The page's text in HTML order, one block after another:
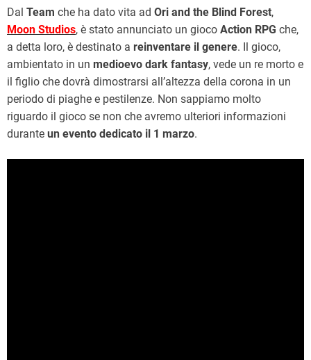
Dal Team che ha dato vita ad Ori and the Blind Forest,
Moon Studios, è stato annunciato un gioco Action RPG che,
a detta loro, è destinato a reinventare il genere. Il gioco,
ambientato in un medioevo dark fantasy, vede un re morto e
il figlio che dovrà dimostrarsi all’altezza della corona in un
periodo di piaghe e pestilenze. Non sappiamo molto
riguardo il gioco se non che avremo ulteriori informazioni
durante un evento dedicato il 1 marzo.